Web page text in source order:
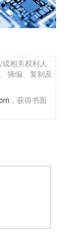
相关权利人
摘编、复制及
，获得书面